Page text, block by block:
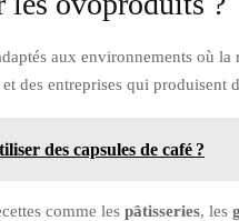
aux environnements où
des entreprises qui produisent
des capsules de café ?
comme les pâtisseries, les